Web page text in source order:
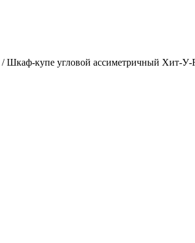
/Шкаф-купе угловой ассиметричный Хит-У-